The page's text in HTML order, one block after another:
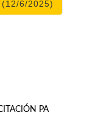
(12/6/2025)
PA